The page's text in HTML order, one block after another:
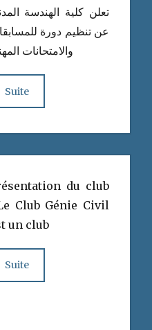
تعلن كلية الهندسة
عن تنظيم دورة
والامتحانات
Suite
du club
Club Génie Civil
un club
Suite